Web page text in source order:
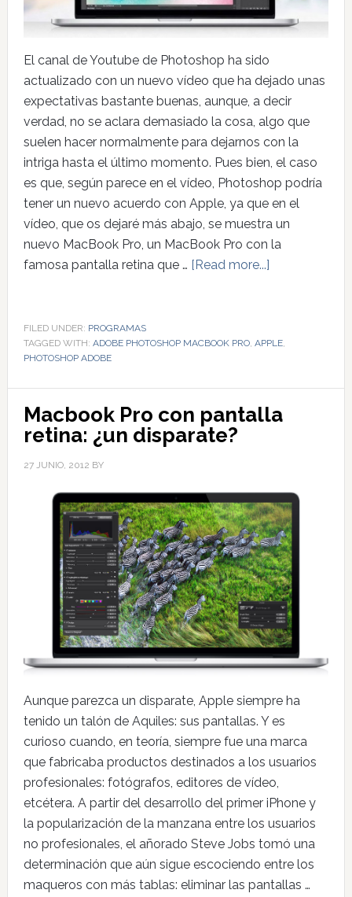
El canal de Youtube de Photoshop ha sido
actualizado con un nuevo vídeo que ha dejado unas
expectativas bastante buenas, aunque, a decir
verdad, no se aclara demasiado la cosa, algo que
suelen hacer normalmente para dejarnos con la
intriga hasta el último momento. Pues bien, el caso
es que, según parece en el vídeo, Photoshop podría
tener un nuevo acuerdo con Apple, ya que en el
vídeo, que os dejaré más abajo, se muestra un
nuevo MacBook Pro, un MacBook Pro con la
famosa pantalla retina que … [Read more...]
FILED UNDER: PROGRAMAS
TAGGED WITH: ADOBE PHOTOSHOP MACBOOK PRO, APPLE,
PHOTOSHOP ADOBE
Macbook Pro con pantalla
retina: ¿un disparate?
27 JUNIO, 2012 BY
Aunque parezca un disparate, Apple siempre ha
tenido un talón de Aquiles: sus pantallas. Y es
curioso cuando, en teoría, siempre fue una marca
que fabricaba productos destinados a los usuarios
profesionales: fotógrafos, editores de vídeo,
etcétera. A partir del desarrollo del primer iPhone y
la popularización de la manzana entre los usuarios
no profesionales, el añorado Steve Jobs tomó una
determinación que aún sigue escociendo entre los
maqueros con más tablas: eliminar las pantallas …